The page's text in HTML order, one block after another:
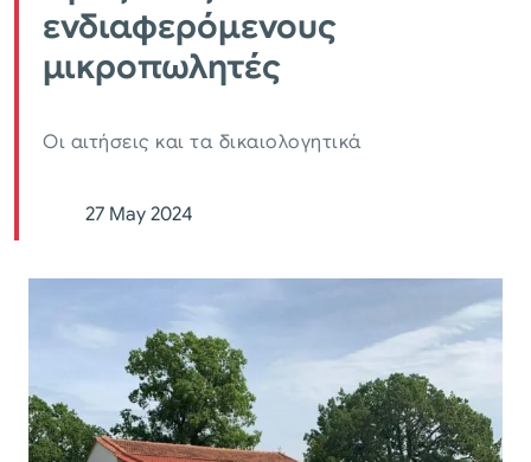
ενδιαφερόμενους
μικροπωλητές
Οι αιτήσεις και τα δικαιολογητικά
27 May 2024